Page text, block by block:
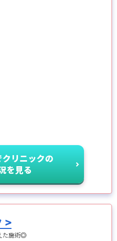
リニックの
を見る
>
た施術◎